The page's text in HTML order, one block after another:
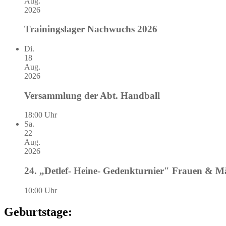
2026
Trainingslager Nachwuchs 2026
Di.
18
Aug.
2026
Versammlung der Abt. Handball
18:00 Uhr
Sa.
22
Aug.
2026
24. „Detlef- Heine- Gedenkturnier" Frauen &
10:00 Uhr
Geburtstage: